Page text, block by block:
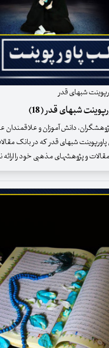
شبهای قدر
شبهای قدر (18)
دانش آموزان و علاقمندان
پاورپوینت شبهای قدر که در بانک
و پژوهشهای مذهبی خود را ارائه